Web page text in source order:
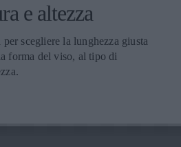
e altezza
scegliere la lunghezza giusta
forma del viso, al tipo di